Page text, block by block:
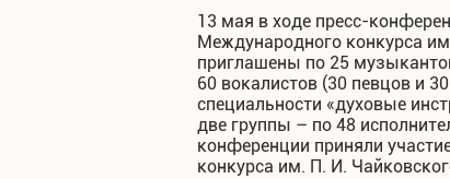
13 мая в ходе пресс-
Международного конкурса
приглашены по 25
60 вокалистов (30 певцов и
специальности «духовые
две группы – по 48
конференции приняли
конкурса им. П. И.